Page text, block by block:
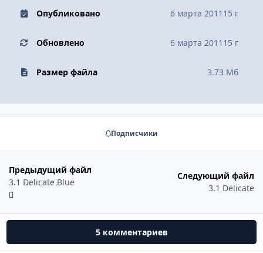
Опубликовано 6 марта 2011 15 г
Обновлено 6 марта 2011 15 г
Размер файла 3.73 Мб
Подписчики
Предыдущий файл
3.1 Delicate Blue
Следующий файл
3.1 Delicate
5 комментариев